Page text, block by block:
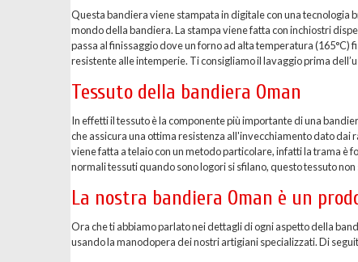
Questa bandiera viene stampata in digitale con una tecnologia
mondo della bandiera. La stampa viene fatta con inchiostri
passa al finissaggio dove un forno ad alta temperatura
resistente alle intemperie. Ti consigliamo il lavaggio prima
Tessuto della bandiera Oman
In effetti il tessuto è la componente più importante di una
che assicura una ottima resistenza all'invecchiamento dato
viene fatta a telaio con un metodo particolare, infatti la trama è
normali tessuti quando sono logori si sfilano, questo tessuto
La nostra bandiera Oman è un
Ora che ti abbiamo parlato nei dettagli di ogni aspetto della
usando la manodopera dei nostri artigiani specializzati. Di